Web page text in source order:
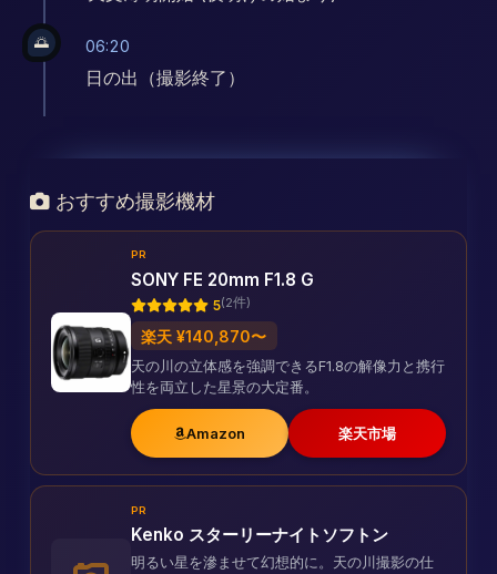
🌅 06:20
日の出（撮影終了）
おすすめ撮影機材
PR
SONY FE 20mm F1.8 G
5(2件)
楽天 ¥140,870〜
天の川の立体感を強調できるF1.8の解像力と携行
性を両立した星景の大定番。
Amazon 楽天市場
PR
Kenko スターリーナイトソフトン
明るい星を滲ませて幻想的に。天の川撮影の仕